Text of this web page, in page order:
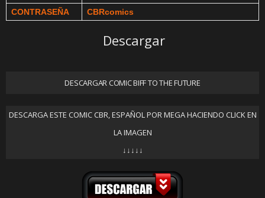
CONTRASEÑA
CBRcomics
Descargar
DESCARGAR COMIC BIFF TO THE FUTURE
DESCARGA ESTE COMIC CBR, ESPAÑOL POR MEGA HACIENDO CLICK EN
LA IMAGEN
↓↓↓↓↓